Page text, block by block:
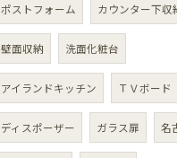
ポストフォーム カウンター下収
壁面収納 洗面化粧台
アイランドキッチン ＴＶボード
ディスポーザー ガラス扉 名